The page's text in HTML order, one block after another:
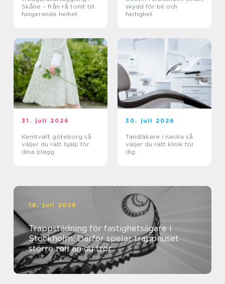
Skåne – från rå tomt till
fungerande helhet
skydd för bil och
fastighet
31. juli 2026
Kemtvätt göteborg så
väljer du rätt hjälp för
dina plagg
30. juli 2026
Tandläkare i nacka så
väljer du rätt klinik för
dig
16. juli 2026
Trappstädning för fastighetsägare i
Stockholm: Därför spelar trapphuset
större roll än du tror